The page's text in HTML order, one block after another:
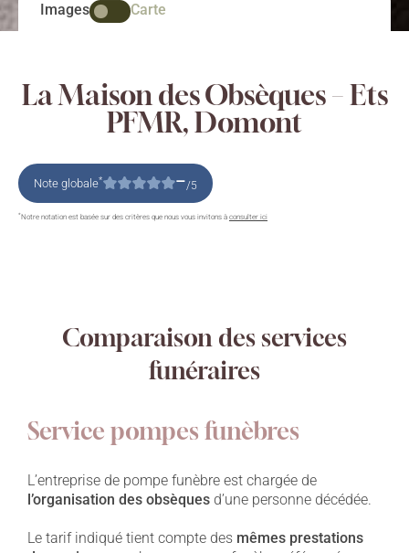
Images Carte
La Maison des Obsèques – Ets
PFMR, Domont
Note globale* –/5
*Notre notation est basée sur des critères que nous vous invitons à consulter ici
Comparaison des services
funéraires
Service pompes funèbres
L’entreprise de pompe funèbre est chargée de
l’organisation des obsèques d’une personne décédée.
Le tarif indiqué tient compte des mêmes prestations